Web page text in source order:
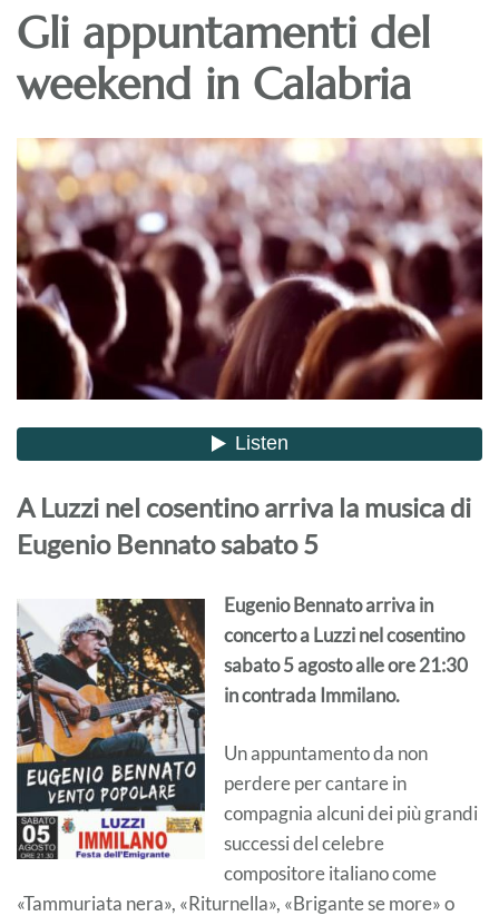
Gli appuntamenti del
weekend in Calabria
A Luzzi nel cosentino arriva la musica di
Eugenio Bennato sabato 5
Eugenio Bennato arriva in
concerto a Luzzi nel cosentino
sabato 5 agosto alle ore 21:30
in contrada Immilano.
Un appuntamento da non
perdere per cantare in
compagnia alcuni dei più grandi
successi del celebre
compositore italiano come
«Tammuriata nera», «Riturnella», «Brigante se more» o